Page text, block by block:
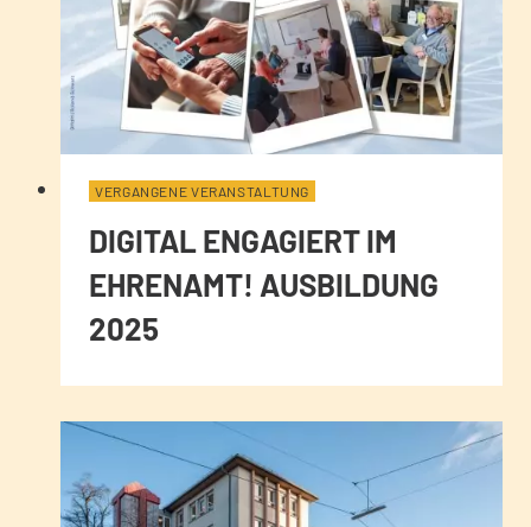
VERGANGENE VERANSTALTUNG
DIGITAL ENGAGIERT IM
EHRENAMT! AUSBILDUNG
2025